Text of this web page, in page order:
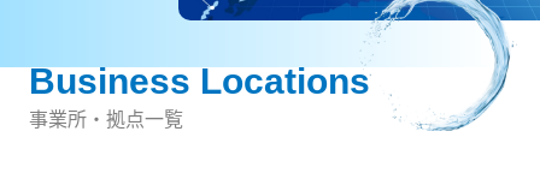
Business Locations
事業所・拠点一覧